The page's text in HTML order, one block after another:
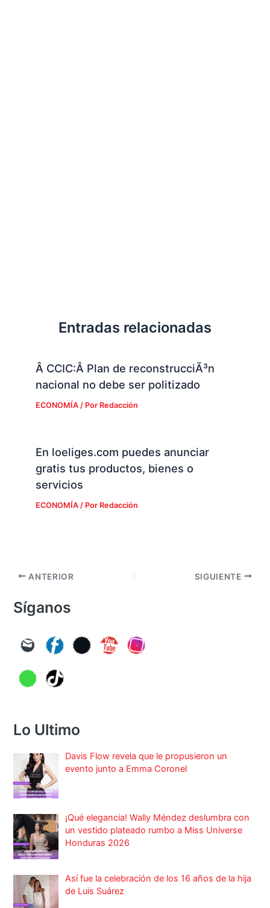
Entradas relacionadas
Â CCIC:Â Plan de reconstrucciÃ³n
nacional no debe ser politizado
ECONOMÍA/ Por Redacción
En loeliges.com puedes anunciar
gratis tus productos, bienes o
servicios
ECONOMÍA/ Por Redacción
ANTERIOR SIGUIENTE
Síganos
Lo Ultimo
Davis Flow revela que le propusieron un
evento junto a Emma Coronel
¡Qué elegancia! Wally Méndez deslumbra con
un vestido plateado rumbo a Miss Universe
Honduras 2026
Así fue la celebración de los 16 años de la hija
de Luis Suárez